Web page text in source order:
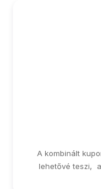
A kombinált
lehetővé teszi,